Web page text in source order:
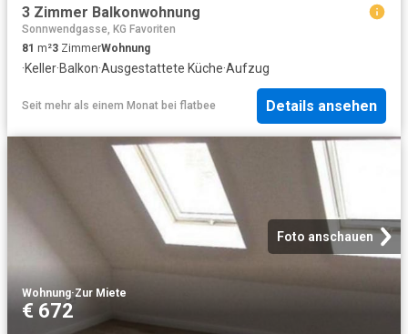
3 Zimmer Balkonwohnung
Sonnwendgasse, KG Favoriten
81 m²3 ZimmerWohnung
·Keller·Balkon·Ausgestattete Küche·Aufzug
Seit mehr als einem Monat bei flatbee Details ansehen
Foto anschauen
Wohnung·Zur Miete
€ 672